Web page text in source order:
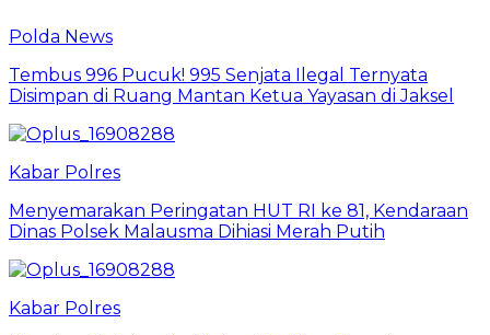
Polda News
Tembus 996 Pucuk! 995 Senjata Ilegal Ternyata
Disimpan di Ruang Mantan Ketua Yayasan di Jaksel
Kabar Polres
Menyemarakan Peringatan HUT RI ke 81, Kendaraan
Dinas Polsek Malausma Dihiasi Merah Putih
Kabar Polres